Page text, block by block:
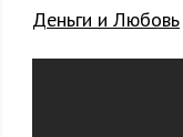
Деньги и Любовь